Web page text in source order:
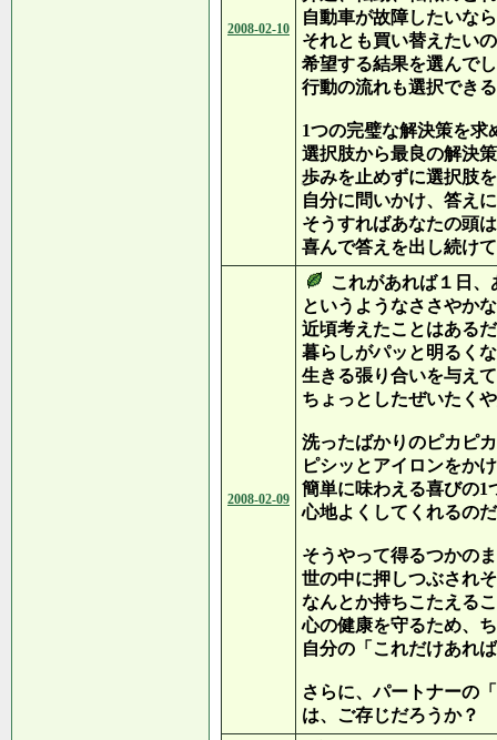
2008-02-10
自動車が故障したいな
それとも買い替えたい
希望する結果を選んで
行動の流れも選択でき
1つの完璧な解決策を求
選択肢から最良の解決
歩みを止めずに選択肢
自分に問いかけ、答え
そうすればあなたの頭
喜んで答えを出し続け
2008-02-09
これがあれば１日
というようなささやか
近頃考えたことはある
暮らしがパッと明るく
生きる張り合いを与え
ちょっとしたぜいたく
洗ったばかりのピカピ
ピシッとアイロンをか
簡単に味わえる喜びの1
心地よくしてくれるの
そうやって得るつかの
世の中に押しつぶされ
なんとか持ちこたえる
心の健康を守るため、
自分の「これだけあれ
さらに、パートナーの
は、ご存じだろうか？